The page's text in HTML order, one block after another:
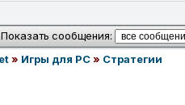
Показать сообщения:
» Игры для PC» Стратегии